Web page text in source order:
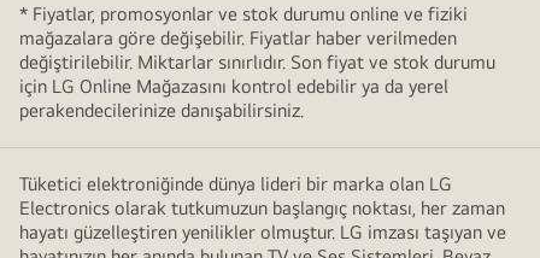
* Fiyatlar, promosyonlar ve stok durumu online ve fiziki
mağazalara göre değişebilir. Fiyatlar haber verilmeden
değiştirilebilir. Miktarlar sınırlıdır. Son fiyat ve stok durumu
için LG Online Mağazasını kontrol edebilir ya da yerel
perakendecilerinize danışabilirsiniz.
Tüketici elektroniğinde dünya lideri bir marka olan LG
Electronics olarak tutkumuzun başlangıç noktası, her zaman
hayatı güzelleştiren yenilikler olmuştur. LG imzası taşıyan ve